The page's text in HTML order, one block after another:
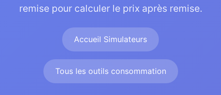
remise pour calculer le prix après remise.
Accueil Simulateurs
Tous les outils consommation